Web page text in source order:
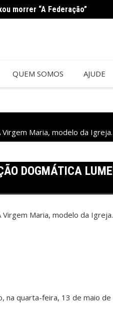
morrer “A Federação”
QUEM SOMOS AJUDE
Maria, modelo da Igreja.
DOGMÁTICA
na quarta-feira, 13 de maio